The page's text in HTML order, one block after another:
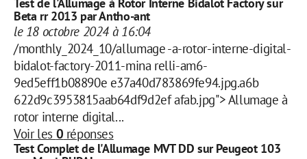
Beta rr 2013 par Antho-ant
le 18 octobre 2024 à 16:04
/monthly_2024_10/allumage -a-rotor-interne-digital-
bidalot-factory-2011-mina relli-am6-
9ed5eff1b08890e e37a40d783869fe94.jpg.a6b
622d9c3953815aab64df9d2ef afab.jpg"> Allumage à
rotor interne digital...
Voir les 0 réponses
Test Complet de l'Allumage MVT DD sur Peugeot 103